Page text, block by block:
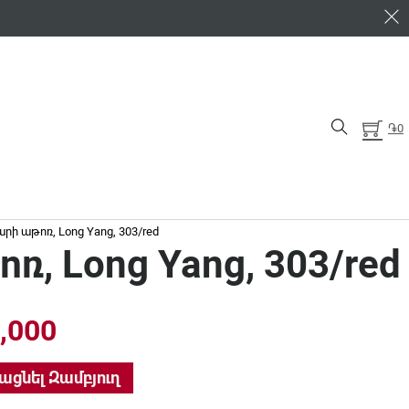
֏0
աթոռ, Long Yang, 303/red
Long Yang, 303/red
price was: ֏29,000.
red quantity
Զամբյուղ